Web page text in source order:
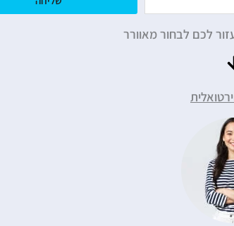
לכם לבחור מאוורר